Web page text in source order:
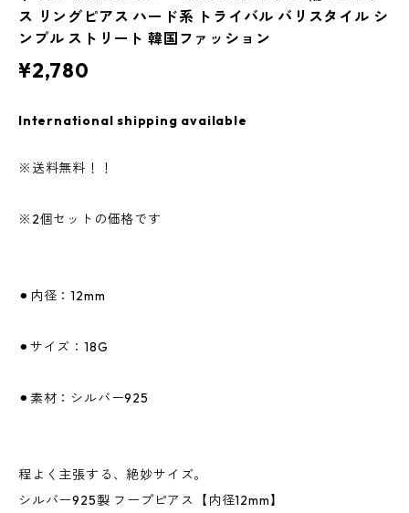
ス リングピアス ハード系 トライバル バリスタイル シ
ンプル ストリート 韓国ファッション
¥2,780
International shipping available
※送料無料！！
※2個セットの価格です
⚫︎内径：12mm
⚫︎サイズ：18G
⚫︎素材：シルバー925
程よく主張する、絶妙サイズ。
シルバー925製 フープピアス【内径12mm】